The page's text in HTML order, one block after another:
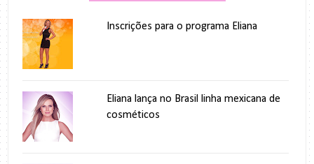
Inscrições para o programa Eliana
Eliana lança no Brasil linha mexicana de
cosméticos